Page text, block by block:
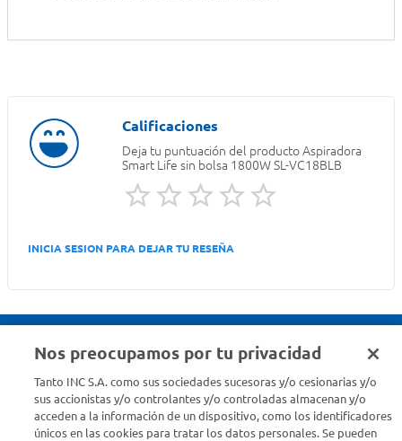
Deja tu puntuación del producto Aspiradora
Smart Life sin bolsa 1800W SL-VC18BLB
INICIA SESION PARA DEJAR TU RESEÑA
Estamos para ayudarte
Nos preocupamos por tu privacidad
Tanto INC S.A. como sus sociedades sucesoras y/o cesionarias y/o
sus accionistas y/o controlantes y/o controladas almacenan y/o
acceden a la información de un dispositivo, como los identificadores
únicos en las cookies para tratar los datos personales. Se pueden